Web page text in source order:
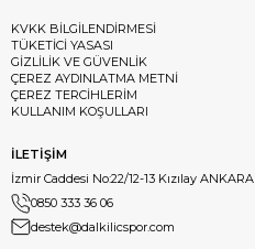
KVKK BİLGİLENDİRMESİ
TÜKETİCİ YASASI
GİZLİLİK VE GÜVENLİK
ÇEREZ AYDINLATMA METNİ
ÇEREZ TERCİHLERİM
KULLANIM KOŞULLARI
İLETİŞİM
İzmir Caddesi No:22/12-13 Kızılay ANKARA
0850 333 36 06
destek@dalkilicspor.com